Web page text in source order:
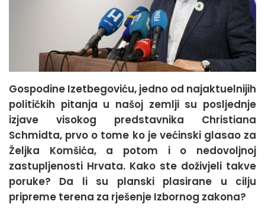
Gospodine Izetbegoviću, jedno od najaktuelnijih
političkih pitanja u našoj zemlji su posljednje
izjave visokog predstavnika Christiana
Schmidta, prvo o tome ko je većinski glasao za
Željka Komšića, a potom i o nedovoljnoj
zastupljenosti Hrvata. Kako ste doživjeli takve
poruke? Da li su planski plasirane u cilju
pripreme terena za rješenje Izbornog zakona?